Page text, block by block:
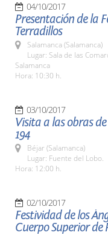
04/10/2017
Presentación de la
Terradillos
Salamanca (Salamanca)
Lugar: Sala de las
Salamanca
Hora: 10:30 h.
03/10/2017
Visita a las obras
194
Béjar (Salamanca)
Lugar: Fuente del Lobo.
Hora: 12:00 h.
02/10/2017
Festividad de los
Cuerpo Superior de